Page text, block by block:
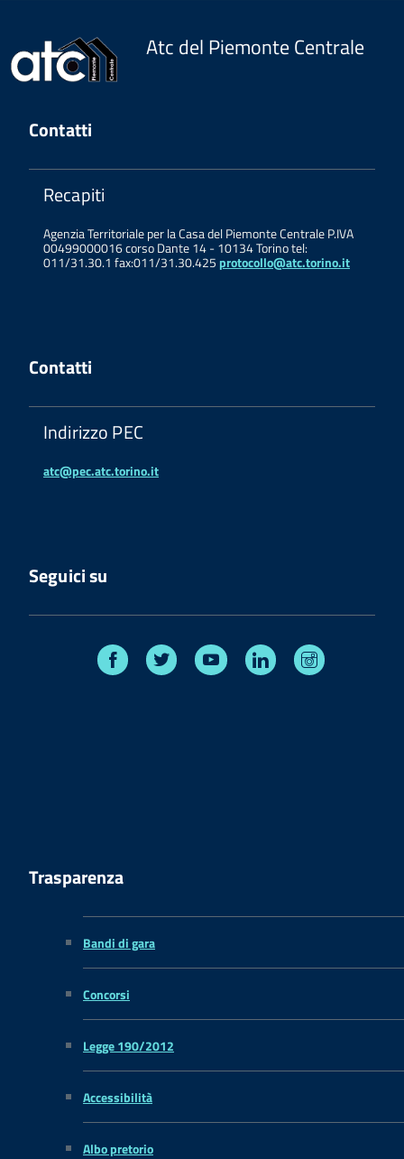
Atc del Piemonte Centrale
Contatti
Recapiti
Agenzia Territoriale per la Casa del Piemonte Centrale P.IVA
00499000016 corso Dante 14 - 10134 Torino tel:
011/31.30.1 fax:011/31.30.425 protocollo@atc.torino.it
Contatti
Indirizzo PEC
atc@pec.atc.torino.it
Seguici su
Facebook Twitter Youtube Linkedin
Trasparenza
Bandi di gara
Concorsi
Legge 190/2012
Accessibilità
Albo pretorio